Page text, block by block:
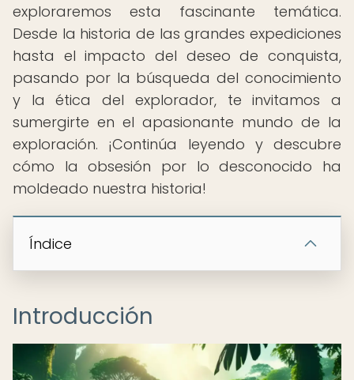
exploraremos esta fascinante temática.
Desde la historia de las grandes expediciones
hasta el impacto del deseo de conquista,
pasando por la búsqueda del conocimiento
y la ética del explorador, te invitamos a
sumergirte en el apasionante mundo de la
exploración. ¡Continúa leyendo y descubre
cómo la obsesión por lo desconocido ha
moldeado nuestra historia!
Índice
Introducción